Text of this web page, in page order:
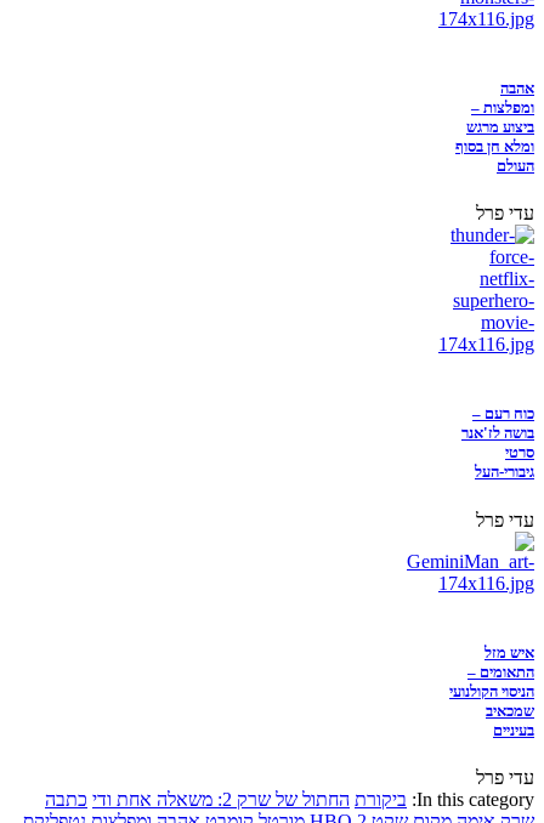
אהבה
ומפלצות –
ביצוע מרגש
ומלא חן בסוף
העולם
עדי פרל
כוח רעם –
בושה לז'אנר
סרטי
גיבורי-העל
עדי פרל
איש מזל
התאומים –
הניסוי הקולנועי
שמכאיב
בעיניים
עדי פרל
In this category: ביקורת החתול של שרק 2: משאלה אחת ודי
כתבה